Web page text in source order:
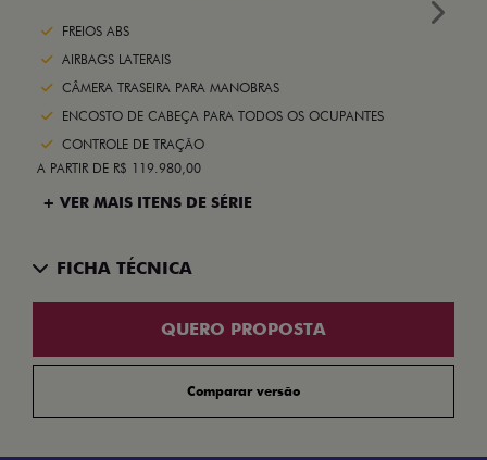
FREIOS ABS
AIRBAGS LATERAIS
CÂMERA TRASEIRA PARA MANOBRAS
ENCOSTO DE CABEÇA PARA TODOS OS OCUPANTES
CONTROLE DE TRAÇÃO
A PARTIR DE R$ 119.980,00
+ VER MAIS ITENS DE SÉRIE
FICHA TÉCNICA
QUERO PROPOSTA
Comparar versão
Next